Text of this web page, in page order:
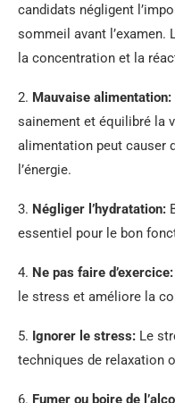
candidats négligent
sommeil avant l’examen.
la concentration et la
2. Mauvaise alimentation:
sainement et équilibré la
alimentation peut causer
l’énergie.
3. Négliger l’hydratation:
essentiel pour le bon
4. Ne pas faire d’exercice:
le stress et améliore la
5. Ignorer le stress: Le
techniques de relaxation
6. Fumer ou boire de